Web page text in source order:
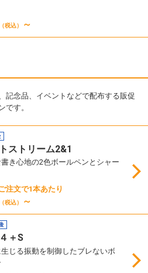
（税込） ～
記念品、イベントなどで配布する販促
です。
ストリーム2&1
き心地の2色ボールペンとシャー
注文で1本あたり
（税込） ～
＋S
じる振動を制御したブレないボ